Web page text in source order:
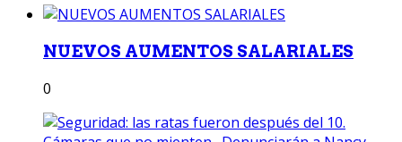
NUEVOS AUMENTOS SALARIALES
0